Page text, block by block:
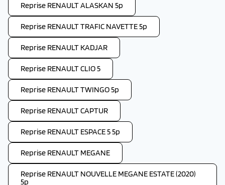
Reprise RENAULT ALASKAN 5p
Reprise RENAULT TRAFIC NAVETTE 5p
Reprise RENAULT KADJAR
Reprise RENAULT CLIO 5
Reprise RENAULT TWINGO 5p
Reprise RENAULT CAPTUR
Reprise RENAULT ESPACE 5 5p
Reprise RENAULT MEGANE
Reprise RENAULT NOUVELLE MEGANE ESTATE (2020)
5p